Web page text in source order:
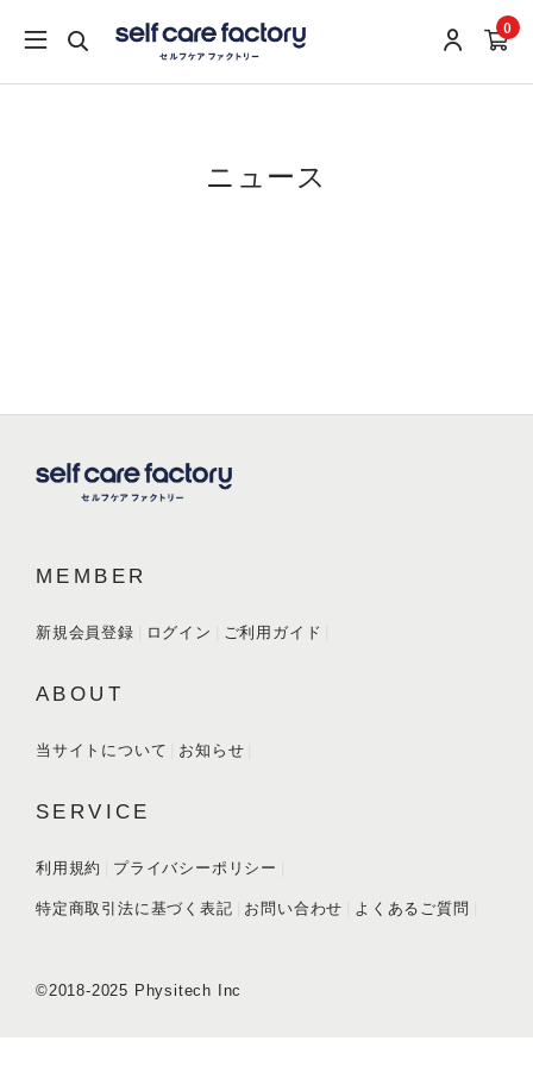
0
ニュース
MEMBER
新規会員登録 ログイン ご利用ガイド
ABOUT
当サイトについて お知らせ
SERVICE
利用規約 プライバシーポリシー
特定商取引法に基づく表記 お問い合わせ よくあるご質問
©2018-2025 Physitech Inc